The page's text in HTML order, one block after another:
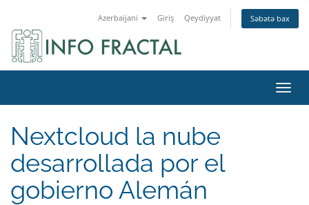
Azerbaijani Giriş Qeydiyyat Səbətə bax
Nextcloud la nube
desarrollada por el
gobierno Alemán